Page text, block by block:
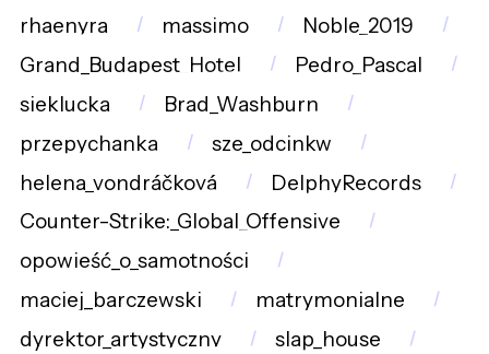
rhaenyra
massimo
Noble_2019
Grand_Budapest_Hotel
Pedro_Pascal
sieklucka
Brad_Washburn
przepychanka
sze_odcinkw
helena_vondráčková
DelphyRecords
Counter-Strike:_Global_Offensive
opowieść_o_samotności
maciej_barczewski
matrymonialne
dyrektor_artystyczny
slap_house